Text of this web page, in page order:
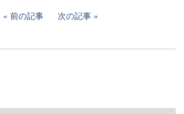
前の記事 次の記事